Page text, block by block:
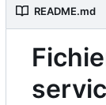
README.md